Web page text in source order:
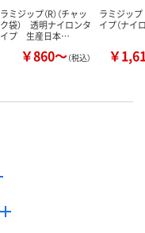
ラミジップ（R）（チャッ
ク袋） 透明ナイロンタ
イプ 生産日本…
￥860～（税込）
ラミジッ
イプ（ナイ
￥